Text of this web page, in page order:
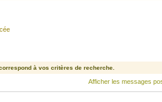
à vos critères de recherche.
Afficher les messages